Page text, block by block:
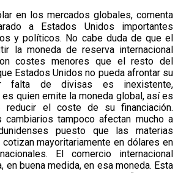
en los mercados globales, comenta
a Estados Unidos importantes
y políticos. No cabe duda de que el
la moneda de reserva internacional
costes menores que el resto del
Estados Unidos no pueda afrontar su
falta de divisas es inexistente,
quien emite la moneda global, así es
el coste de su financiación.
tampoco afectan mucho a
puesto que las materias
mayoritariamente en dólares en
El comercio internacional
en buena medida, en esa moneda. Esta